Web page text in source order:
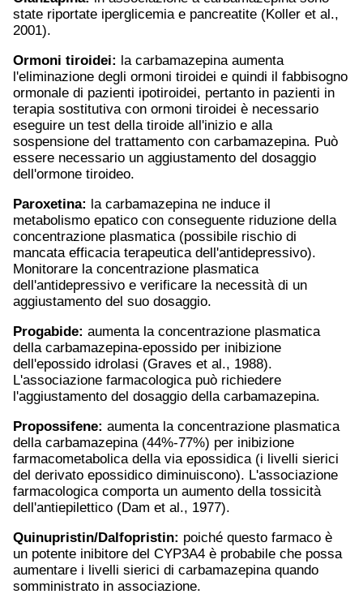
state riportate iperglicemia e pancreatite (Koller et al.,
2001).
Ormoni tiroidei: la carbamazepina aumenta
l'eliminazione degli ormoni tiroidei e quindi il fabbisogno
ormonale di pazienti ipotiroidei, pertanto in pazienti in
terapia sostitutiva con ormoni tiroidei è necessario
eseguire un test della tiroide all'inizio e alla
sospensione del trattamento con carbamazepina. Può
essere necessario un aggiustamento del dosaggio
dell'ormone tiroideo.
Paroxetina: la carbamazepina ne induce il
metabolismo epatico con conseguente riduzione della
concentrazione plasmatica (possibile rischio di
mancata efficacia terapeutica dell'antidepressivo).
Monitorare la concentrazione plasmatica
dell'antidepressivo e verificare la necessità di un
aggiustamento del suo dosaggio.
Progabide: aumenta la concentrazione plasmatica
della carbamazepina-epossido per inibizione
dell'epossido idrolasi (Graves et al., 1988).
L'associazione farmacologica può richiedere
l'aggiustamento del dosaggio della carbamazepina.
Propossifene: aumenta la concentrazione plasmatica
della carbamazepina (44%-77%) per inibizione
farmacometabolica della via epossidica (i livelli sierici
del derivato epossidico diminuiscono). L'associazione
farmacologica comporta un aumento della tossicità
dell'antiepilettico (Dam et al., 1977).
Quinupristin/Dalfopristin: poiché questo farmaco è
un potente inibitore del CYP3A4 è probabile che possa
aumentare i livelli sierici di carbamazepina quando
somministrato in associazione.